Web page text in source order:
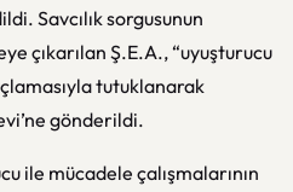
Savcılık sorgusunun
çıkarılan Ş.E.A., “uyuşturucu
tutuklanarak
gönderildi.
ile mücadele çalışmalarının